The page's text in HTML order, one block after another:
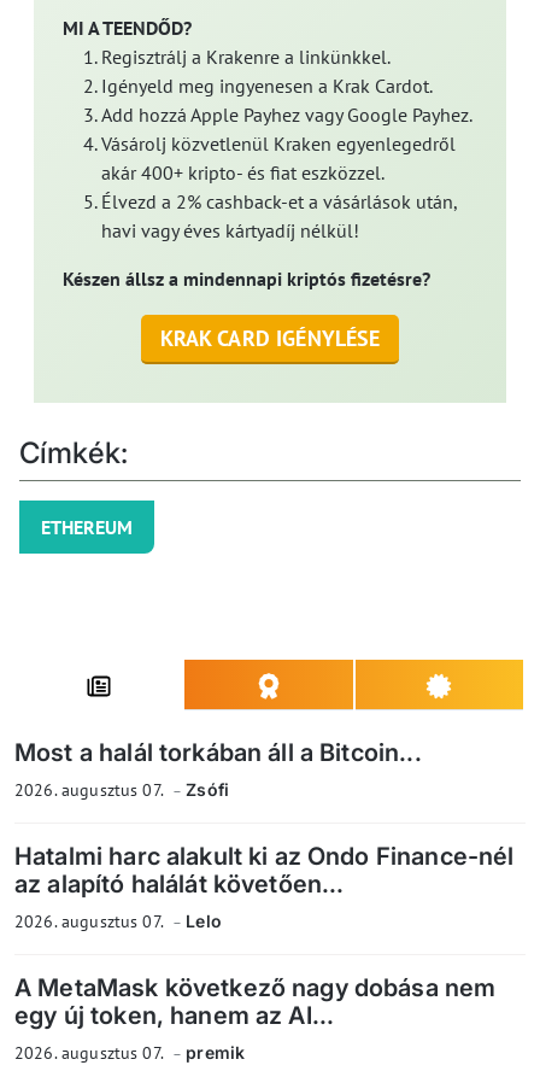
MI A TEENDŐD?
Regisztrálj a Krakenre a linkünkkel.
Igényeld meg ingyenesen a Krak Cardot.
Add hozzá Apple Payhez vagy Google Payhez.
Vásárolj közvetlenül Kraken egyenlegedről
akár 400+ kripto- és fiat eszközzel.
Élvezd a 2% cashback-et a vásárlások után,
havi vagy éves kártyadíj nélkül!
Készen állsz a mindennapi kriptós fizetésre?
KRAK CARD IGÉNYLÉSE
Címkék:
ETHEREUM
Most a halál torkában áll a Bitcoin...
2026. augusztus 07. Zsófi
Hatalmi harc alakult ki az Ondo Finance-nél
az alapító halálát követően...
2026. augusztus 07. Lelo
A MetaMask következő nagy dobása nem
egy új token, hanem az AI...
2026. augusztus 07. premik